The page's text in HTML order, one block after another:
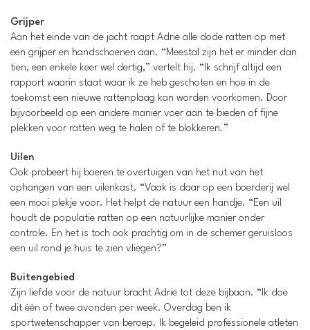
Grijper
Aan het einde van de jacht raapt Adrie alle dode ratten op met
een grijper en handschoenen aan. “Meestal zijn het er minder dan
tien, een enkele keer wel dertig,” vertelt hij. “Ik schrijf altijd een
rapport waarin staat waar ik ze heb geschoten en hoe in de
toekomst een nieuwe rattenplaag kan worden voorkomen. Door
bijvoorbeeld op een andere manier voer aan te bieden of fijne
plekken voor ratten weg te halen of te blokkeren.”
Uilen
Ook probeert hij boeren te overtuigen van het nut van het
ophangen van een uilenkast. “Vaak is daar op een boerderij wel
een mooi plekje voor. Het helpt de natuur een handje. “Een uil
houdt de populatie ratten op een natuurlijke manier onder
controle. En het is toch ook prachtig om in de schemer geruisloos
een uil rond je huis te zien vliegen?”
Buitengebied
Zijn liefde voor de natuur bracht Adrie tot deze bijbaan. “Ik doe
dit één of twee avonden per week. Overdag ben ik
sportwetenschapper van beroep. Ik begeleid professionele atleten